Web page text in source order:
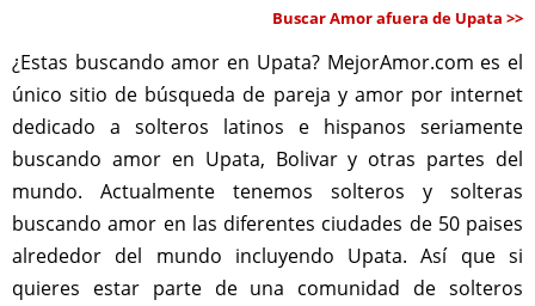
Buscar Amor afuera de Upata >>
¿Estas buscando amor en Upata? MejorAmor.com es el
único sitio de búsqueda de pareja y amor por internet
dedicado a solteros latinos e hispanos seriamente
buscando amor en Upata, Bolivar y otras partes del
mundo. Actualmente tenemos solteros y solteras
buscando amor en las diferentes ciudades de 50 paises
alrededor del mundo incluyendo Upata. Así que si
quieres estar parte de una comunidad de solteros